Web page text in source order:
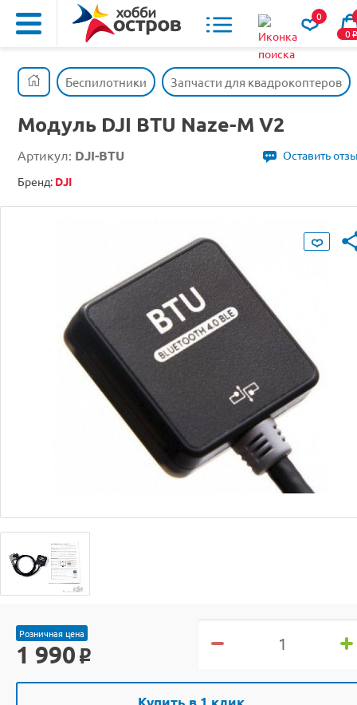
0
0o
Беспилотники Запчасти для квадрокоптеров
Модуль DJI BTU Naze-M V2
Артикул: DJI-BTU
Оставить
Бренд: DJI
Розничная цена
1 990 o